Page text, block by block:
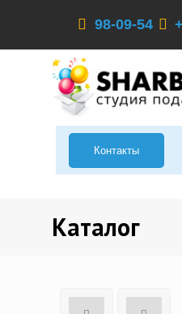
98-09-54
Контакты
Каталог